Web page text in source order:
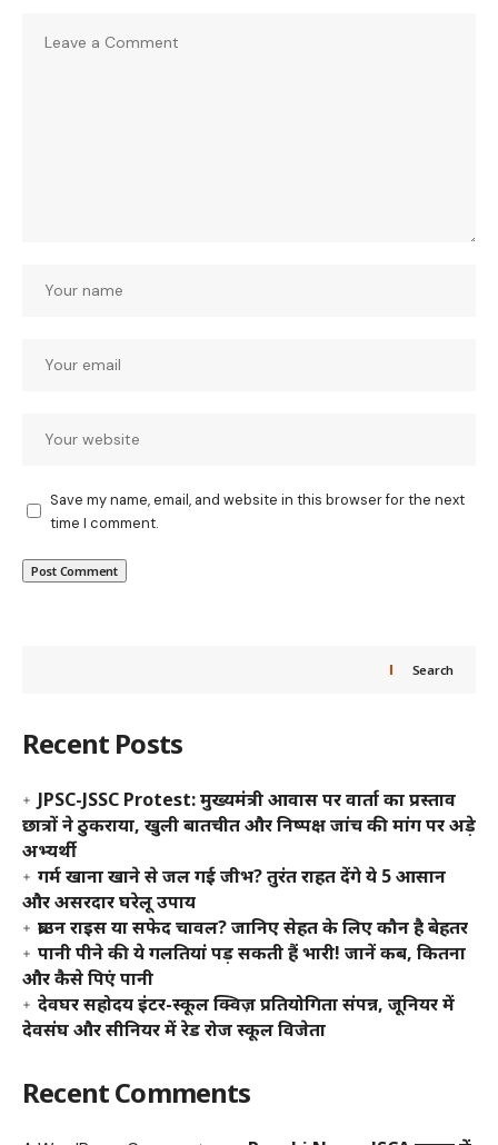
Save my name, email, and website in this browser for the next
time I comment.
Search
Recent Posts
JPSC-JSSC Protest: मुख्यमंत्री आवास पर वार्ता का प्रस्ताव
छात्रों ने ठुकराया, खुली बातचीत और निष्पक्ष जांच की मांग पर अड़े
अभ्यर्थी
गर्म खाना खाने से जल गई जीभ? तुरंत राहत देंगे ये 5 आसान
और असरदार घरेलू उपाय
ब्राउन राइस या सफेद चावल? जानिए सेहत के लिए कौन है बेहतर
पानी पीने की ये गलतियां पड़ सकती हैं भारी! जानें कब, कितना
और कैसे पिएं पानी
देवघर सहोदय इंटर-स्कूल क्विज़ प्रतियोगिता संपन्न, जूनियर में
देवसंघ और सीनियर में रेड रोज स्कूल विजेता
Recent Comments